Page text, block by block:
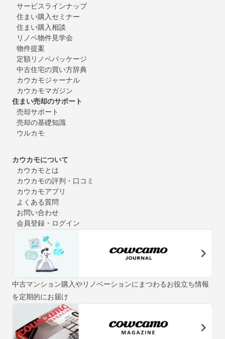
サービスラインナップ
住まい購入セミナー
住まい購入相談
リノベ物件見学会
物件提案
定額リノベパッケージ
中古住宅の買い方辞典
カウカモジャーナル
カウカモマガジン
住まい売却のサポート
売却サポート
売却の基礎知識
ウルカモ
カウカモについて
カウカモとは
カウカモの評判・口コミ
カウカモアプリ
よくある質問
お問い合わせ
会員登録・ログイン
中古マンション購入やリノベーションにまつわるお役立ち情報
を定期的にお届け